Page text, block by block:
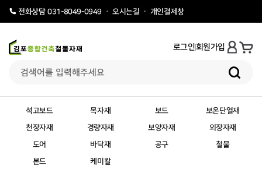
전화상담 031-8049-0949 오시는길 개인결제창
로그인회원가입
석고보드 목자재 보드 보온단열재
천장자재 경량자재 보양자재 외장자재
도어 바닥재 공구 철물
본드 케미칼